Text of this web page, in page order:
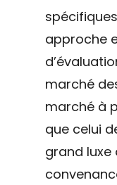
approche
marché
marché à
que celui
grand luxe